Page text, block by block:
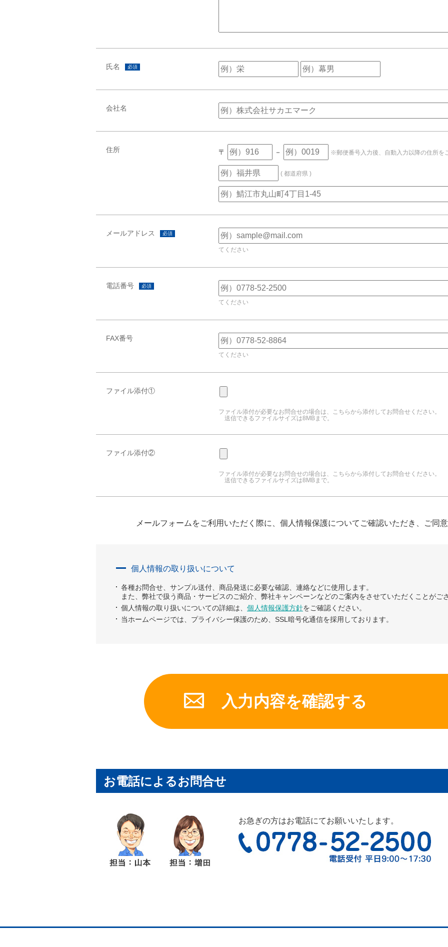
氏名 必須
会社名
住所 〒 － ※郵便番号入力後、自動入力以降の住所を
( 都道府県 )
メールアドレス 必須
てください
電話番号 必須
てください
FAX番号
てください
ファイル添付①
ファイル添付が必要なお問合せの場合は、こちらから添付してお問合せください。
送信できるファイルサイズは8MBまで。
ファイル添付②
ファイル添付が必要なお問合せの場合は、こちらから添付してお問合せください。
送信できるファイルサイズは8MBまで。
メールフォームをご利用いただく際に、個人情報保護についてご確認いただき、ご同
個人情報の取り扱いについて
各種お問合せ、サンプル送付、商品発送に必要な確認、連絡などに使用します。
また、弊社で扱う商品・サービスのご紹介、弊社キャンペーンなどのご案内をさせていただくことがご
個人情報の取り扱いについての詳細は、 個人情報保護方針をご確認ください。
当ホームページでは、プライバシー保護のため、SSL暗号化通信を採用しております。
お電話によるお問合せ
お急ぎの方はお電話にてお願いいたします。